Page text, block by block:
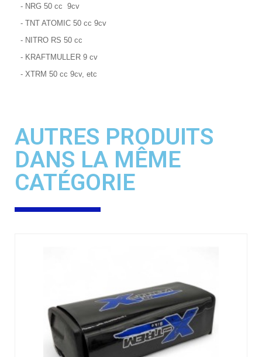
- NRG 50 cc 9cv
- TNT ATOMIC 50 cc 9cv
- NITRO RS 50 cc
- KRAFTMULLER 9 cv
- XTRM 50 cc 9cv, etc
AUTRES PRODUITS
DANS LA MÊME
CATÉGORIE